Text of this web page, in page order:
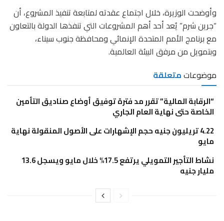
وأوضحت الوزيرة، خلال اجتماع عقدته لمتابعة تنفيذ المشروع، أن
“جرين شرم” يُعد أحد أهم المشروعات التي تنفذها الدولة بالتعاون
مع برنامج الأمم المتحدة الإنمائي ومحافظة جنوب سيناء،
وبتمويل من مرفق البيئة العالمية.
موضوعاتمتعلقة
“الرقابة المالية” تقرر مد فترة توفيق أوضاع صناديق التأمين
الخاصة حتى نهاية العام الجاري
4.22 تريليون جنيه حجم الإشهارات على الأصول المنقولة نهاية
مايو
نشاط التأجير التمويلي يرتفع 17.5% خلال مايو ويسجل 13.6
مليار جنيه